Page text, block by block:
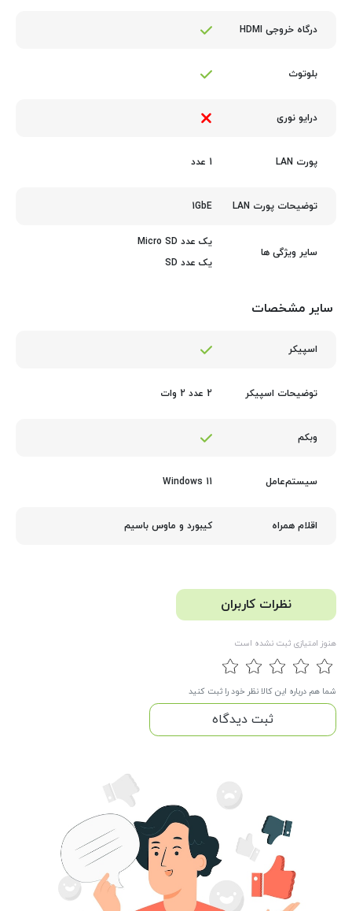
درگاه خروجی HDMI
بلوتوث
درایو نوری
پورت LAN 1 عدد
توضیحات پورت LAN 1GbE
سایر ویژگی ها
یک عدد Micro SD
یک عدد SD
سایر مشخصات
اسپیکر
توضیحات اسپیکر 2 عدد 2 وات
وبکم
سیستم‌عامل Windows 11
اقلام همراه کیبورد و ماوس باسیم
نظرات کاربران
هنوز امتیازی ثبت نشده است
شما هم درباره این کالا نظر خود را ثبت کنید
ثبت دیدگاه